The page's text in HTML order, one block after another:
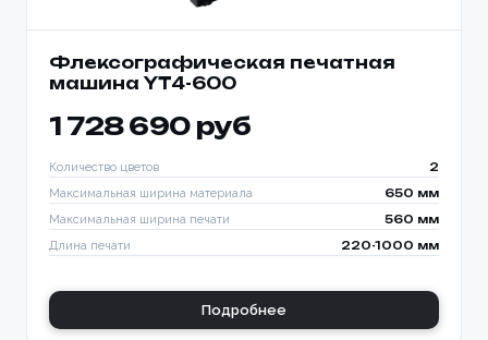
Флексографическая печатная
машина YT4-600
1 728 690 руб
Количество цветов 2
Максимальная ширина материала 650 мм
Максимальная ширина печати 560 мм
Длина печати 220-1000 мм
Подробнее